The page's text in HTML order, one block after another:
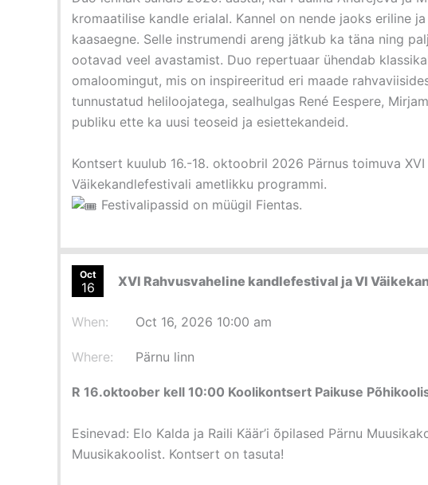
kromaatilise kandle erialal. Kannel on nende jaoks eriline
kaasaegne. Selle instrumendi areng jätkub ka täna ning
ootavad veel avastamist. Duo repertuaar ühendab
omaloomingut, mis on inspireeritud eri maade
tunnustatud heliloojatega, sealhulgas René Eespere,
publiku ette ka uusi teoseid ja esiettekandeid.
Kontsert kuulub 16.-18. oktoobril 2026 Pärnus toimuva
Väikekandlefestivali ametlikku programmi.
Festivalipassid on müügil Fientas.
Oct
16 XVI Rahvusvaheline kandlefestival ja VI
When: Oct 16, 2026 10:00 am
Where: Pärnu linn
R 16.oktoober kell 10:00 Koolikontsert Paikuse
Esinevad: Elo Kalda ja Raili Käär’i õpilased Pärnu
Muusikakoolist. Kontsert on tasuta!